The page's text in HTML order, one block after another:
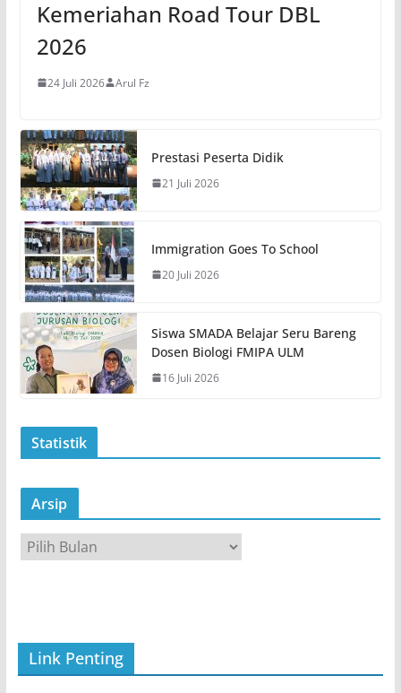
Kemeriahan Road Tour DBL
2026
24 Juli 2026 Arul Fz
Prestasi Peserta Didik
21 Juli 2026
Immigration Goes To School
20 Juli 2026
Siswa SMADA Belajar Seru Bareng
Dosen Biologi FMIPA ULM
16 Juli 2026
Statistik
Arsip
r
Link Penting